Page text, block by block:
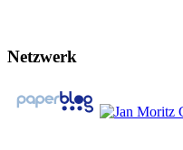
Netzwerk